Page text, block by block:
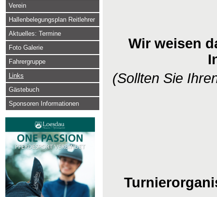
Verein
Hallenbelegungsplan Reitlehrer
Aktuelles: Termine
Foto Galerie
Fahrergruppe
Links
Gästebuch
Sponsoren Informationen
Wir weisen
(Sollten Sie